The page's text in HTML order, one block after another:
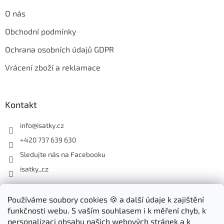
Používáme soubory cookies 🍪 a další údaje k zajištění
funkčnosti webu. S vaším souhlasem i k měření chyb, k
personalizaci obsahu našich webových stránek a k
O nás
Obchodní podmínky
Ochrana osobních údajů GDPR
Vrácení zboží a reklamace
Kontakt
info@isatky.cz
+420 737 639 630
Sledujte nás na Facebooku
isatky_cz
Odebírat newsletter
Vložte svůj e-mail a my vám budeme zasílat informace o nových